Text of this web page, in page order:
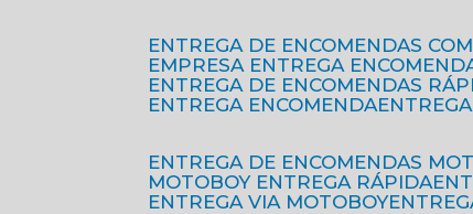
ENTREGA DE ENCOMENDAS
EMPRESA ENTREGA
ENTREGA DE ENCOMENDAS
ENTREGA ENCOMENDA
ENTREGA DE ENCOMENDAS
MOTOBOY ENTREGA RÁPIDA
ENTREGA VIA MOTOBOY